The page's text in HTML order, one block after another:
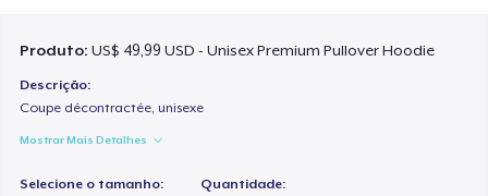
Produto:US$ 49,99 USD - Unisex Premium Pullover Hoodie
Descrição:
Coupe décontractée, unisexe
Mostrar Mais Detalhes
Selecione o tamanho: Quantidade: